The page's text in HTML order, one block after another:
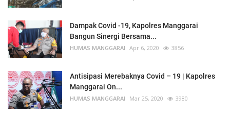
Dampak Covid -19, Kapolres Manggarai
Bangun Sinergi Bersama...
HUMAS MANGGARAI Apr 6, 2020 3856
Antisipasi Merebaknya Covid – 19 | Kapolres
Manggarai On...
HUMAS MANGGARAI Mar 25, 2020 3980